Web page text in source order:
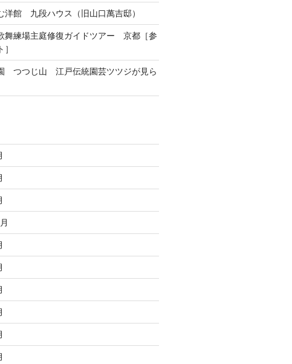
洋館 九段ハウス（旧山口萬吉邸）
舞練場主庭修復ガイドツアー 京都［参
つつじ山 江戸伝統園芸ツツジが見ら